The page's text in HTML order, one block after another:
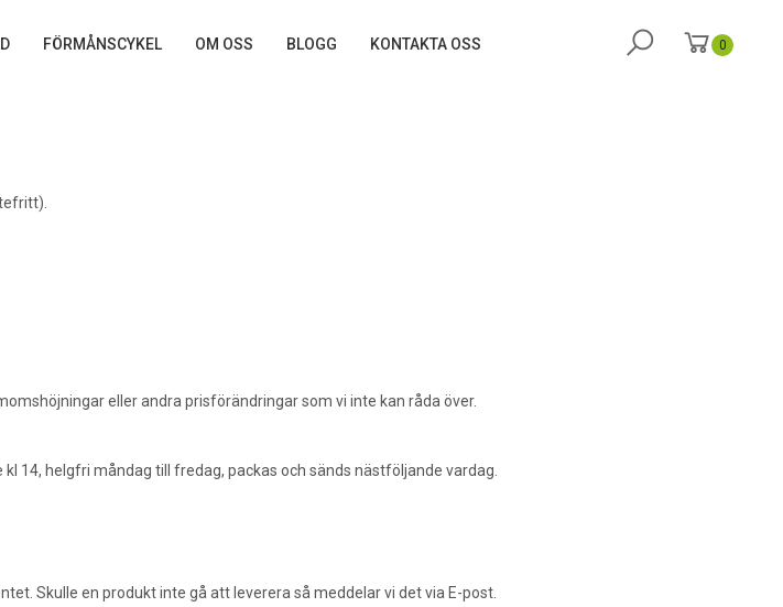
FÖRMÅNSCYKEL OM OSS BLOGG KONTAKTA OSS 0
eller andra prisförändringar som vi inte kan råda över.
14, helgfri måndag till fredag, packas och sänds nästföljande vardag.
Skulle en produkt inte gå att leverera så meddelar vi det via E-post.